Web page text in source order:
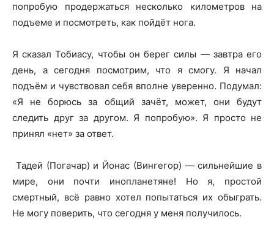
попробую продержаться несколько километров на
подъеме и посмотреть, как пойдёт нога.
Я сказал Тобиасу, чтобы он берег силы — завтра его
день, а сегодня посмотрим, что я смогу. Я начал
подъём и чувствовал себя вполне уверенно. Подумал:
«Я не борюсь за общий зачёт, может, они будут
следить друг за другом. Я попробую». Я просто не
принял «нет» за ответ.
Тадей (Погачар) и Йонас (Вингегор) — сильнейшие в
мире, они почти инопланетяне! Но я, простой
смертный, всё равно хотел попытаться их обыграть.
Не могу поверить, что сегодня у меня получилось.